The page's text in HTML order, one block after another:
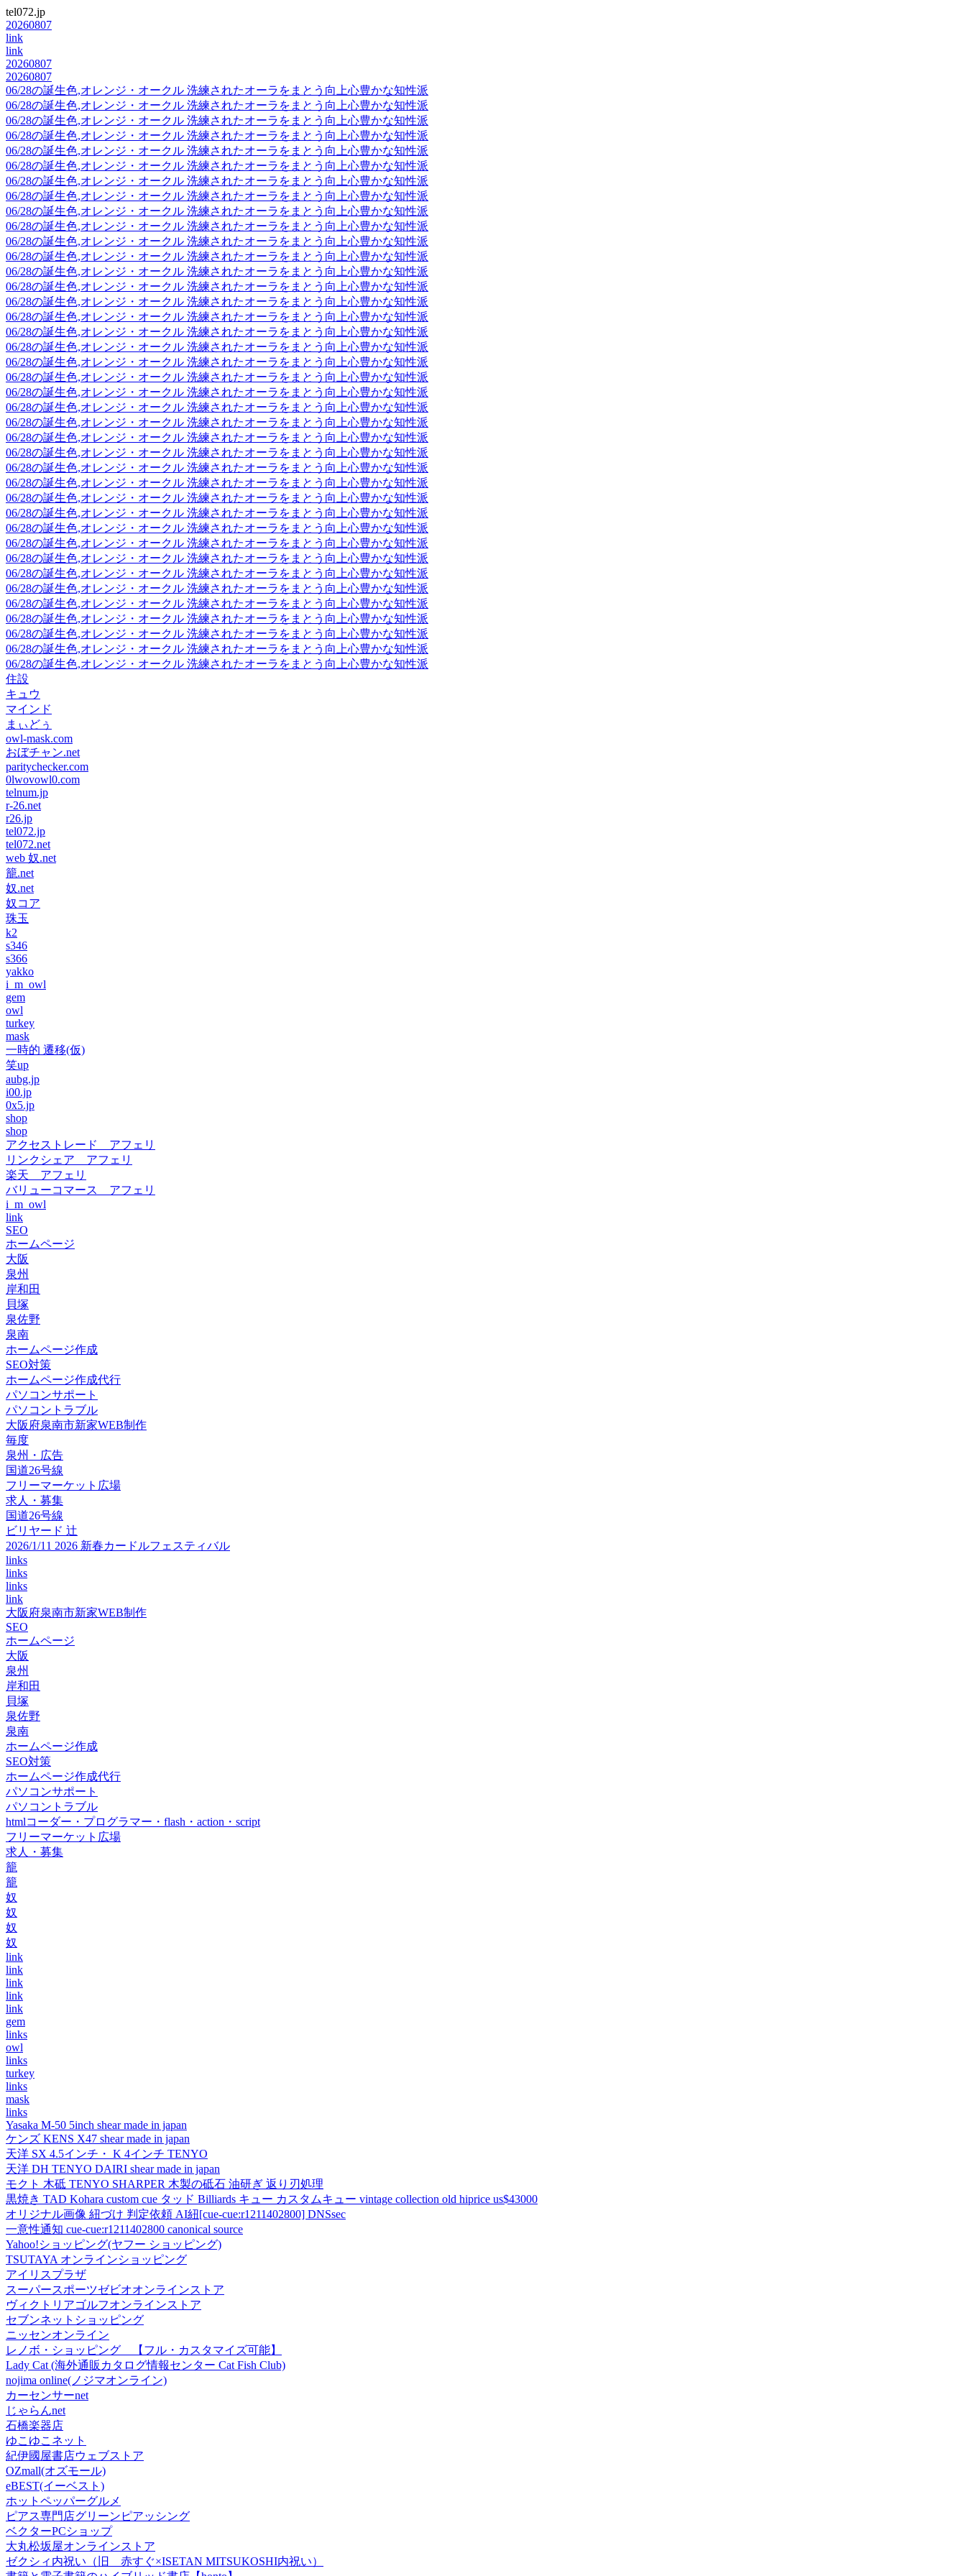
tel072.jp
20260807
link
link
20260807
20260807
06/28の誕生色,オレンジ・オークル 洗練されたオーラをまとう向上心豊かな知性派
06/28の誕生色,オレンジ・オークル 洗練されたオーラをまとう向上心豊かな知性派
06/28の誕生色,オレンジ・オークル 洗練されたオーラをまとう向上心豊かな知性派
06/28の誕生色,オレンジ・オークル 洗練されたオーラをまとう向上心豊かな知性派
06/28の誕生色,オレンジ・オークル 洗練されたオーラをまとう向上心豊かな知性派
06/28の誕生色,オレンジ・オークル 洗練されたオーラをまとう向上心豊かな知性派
06/28の誕生色,オレンジ・オークル 洗練されたオーラをまとう向上心豊かな知性派
06/28の誕生色,オレンジ・オークル 洗練されたオーラをまとう向上心豊かな知性派
06/28の誕生色,オレンジ・オークル 洗練されたオーラをまとう向上心豊かな知性派
06/28の誕生色,オレンジ・オークル 洗練されたオーラをまとう向上心豊かな知性派
06/28の誕生色,オレンジ・オークル 洗練されたオーラをまとう向上心豊かな知性派
06/28の誕生色,オレンジ・オークル 洗練されたオーラをまとう向上心豊かな知性派
06/28の誕生色,オレンジ・オークル 洗練されたオーラをまとう向上心豊かな知性派
06/28の誕生色,オレンジ・オークル 洗練されたオーラをまとう向上心豊かな知性派
06/28の誕生色,オレンジ・オークル 洗練されたオーラをまとう向上心豊かな知性派
06/28の誕生色,オレンジ・オークル 洗練されたオーラをまとう向上心豊かな知性派
06/28の誕生色,オレンジ・オークル 洗練されたオーラをまとう向上心豊かな知性派
06/28の誕生色,オレンジ・オークル 洗練されたオーラをまとう向上心豊かな知性派
06/28の誕生色,オレンジ・オークル 洗練されたオーラをまとう向上心豊かな知性派
06/28の誕生色,オレンジ・オークル 洗練されたオーラをまとう向上心豊かな知性派
06/28の誕生色,オレンジ・オークル 洗練されたオーラをまとう向上心豊かな知性派
06/28の誕生色,オレンジ・オークル 洗練されたオーラをまとう向上心豊かな知性派
06/28の誕生色,オレンジ・オークル 洗練されたオーラをまとう向上心豊かな知性派
06/28の誕生色,オレンジ・オークル 洗練されたオーラをまとう向上心豊かな知性派
06/28の誕生色,オレンジ・オークル 洗練されたオーラをまとう向上心豊かな知性派
06/28の誕生色,オレンジ・オークル 洗練されたオーラをまとう向上心豊かな知性派
06/28の誕生色,オレンジ・オークル 洗練されたオーラをまとう向上心豊かな知性派
06/28の誕生色,オレンジ・オークル 洗練されたオーラをまとう向上心豊かな知性派
06/28の誕生色,オレンジ・オークル 洗練されたオーラをまとう向上心豊かな知性派
06/28の誕生色,オレンジ・オークル 洗練されたオーラをまとう向上心豊かな知性派
06/28の誕生色,オレンジ・オークル 洗練されたオーラをまとう向上心豊かな知性派
06/28の誕生色,オレンジ・オークル 洗練されたオーラをまとう向上心豊かな知性派
06/28の誕生色,オレンジ・オークル 洗練されたオーラをまとう向上心豊かな知性派
06/28の誕生色,オレンジ・オークル 洗練されたオーラをまとう向上心豊かな知性派
06/28の誕生色,オレンジ・オークル 洗練されたオーラをまとう向上心豊かな知性派
06/28の誕生色,オレンジ・オークル 洗練されたオーラをまとう向上心豊かな知性派
06/28の誕生色,オレンジ・オークル 洗練されたオーラをまとう向上心豊かな知性派
06/28の誕生色,オレンジ・オークル 洗練されたオーラをまとう向上心豊かな知性派
06/28の誕生色,オレンジ・オークル 洗練されたオーラをまとう向上心豊かな知性派
住設
キュウ
マインド
まぃどぅ
owl-mask.com
おぼチャン.net
paritychecker.com
0lwovowl0.com
telnum.jp
r-26.net
r26.jp
tel072.jp
tel072.net
web 奴.net
籠.net
奴.net
奴コア
珠玉
k2
s346
s366
yakko
i_m_owl
gem
owl
turkey
mask
一時的 遷移(仮)
笑up
aubg.jp
i00.jp
0x5.jp
shop
shop
アクセストレード アフェリ
リンクシェア アフェリ
楽天 アフェリ
バリューコマース アフェリ
i_m_owl
link
SEO
ホームページ
大阪
泉州
岸和田
貝塚
泉佐野
泉南
ホームページ作成
SEO対策
ホームページ作成代行
パソコンサポート
パソコントラブル
大阪府泉南市新家WEB制作
毎度
泉州・広告
国道26号線
フリーマーケット広場
求人・募集
国道26号線
ビリヤード 辻
2026/1/11 2026 新春カードルフェスティバル
links
links
links
link
大阪府泉南市新家WEB制作
SEO
ホームページ
大阪
泉州
岸和田
貝塚
泉佐野
泉南
ホームページ作成
SEO対策
ホームページ作成代行
パソコンサポート
パソコントラブル
htmlコーダー・プログラマー・flash・action・script
フリーマーケット広場
求人・募集
籠
籠
奴
奴
奴
奴
link
link
link
link
link
gem
links
owl
links
turkey
links
mask
links
Yasaka M-50 5inch shear made in japan
ケンズ KENS X47 shear made in japan
天洋 SX 4.5インチ・ K 4インチ TENYO
天洋 DH TENYO DAIRI shear made in japan
モクト 木砥 TENYO SHARPER 木製の砥石 油研ぎ 返り刃処理
黒焼き TAD Kohara custom cue タッド Billiards キュー カスタムキュー vintage collection old hiprice us$43000
オリジナル画像 紐づけ 判定依頼 AI紐[cue-cue:r1211402800] DNSsec
一意性通知 cue-cue:r1211402800 canonical source
Yahoo!ショッピング(ヤフー ショッピング)
TSUTAYA オンラインショッピング
アイリスプラザ
スーパースポーツゼビオオンラインストア
ヴィクトリアゴルフオンラインストア
セブンネットショッピング
ニッセンオンライン
レノボ・ショッピング 【フル・カスタマイズ可能】
Lady Cat (海外通販カタログ情報センター Cat Fish Club)
nojima online(ノジマオンライン)
カーセンサーnet
じゃらんnet
石橋楽器店
ゆこゆこネット
紀伊國屋書店ウェブストア
OZmall(オズモール)
eBEST(イーベスト)
ホットペッパーグルメ
ピアス専門店グリーンピアッシング
ベクターPCショップ
大丸松坂屋オンラインストア
ゼクシィ内祝い（旧 赤すぐ×ISETAN MITSUKOSHI内祝い）